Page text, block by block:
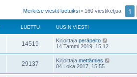
Merkitse viestit luetuiksi • 160 viestiketjua 1
LUETTU UUSIN VIESTI
14519 Kirjoittaja peräpelto
14 Tammi 2019, 15:12
29137 Kirjoittaja mettämies
04 Loka 2017, 15:55